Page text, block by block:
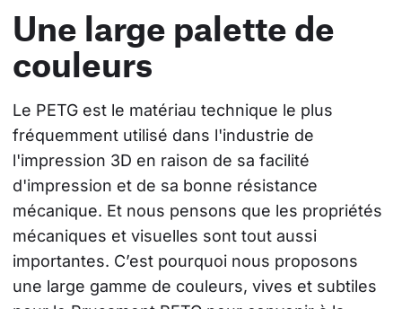
Une large palette de
couleurs
Le PETG est le matériau technique le plus
fréquemment utilisé dans l'industrie de
l'impression 3D en raison de sa facilité
d'impression et de sa bonne résistance
mécanique. Et nous pensons que les propriétés
mécaniques et visuelles sont tout aussi
importantes. C’est pourquoi nous proposons
une large gamme de couleurs, vives et subtiles